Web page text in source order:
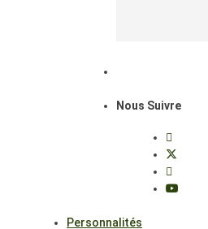
Nous Suivre
Personnalités